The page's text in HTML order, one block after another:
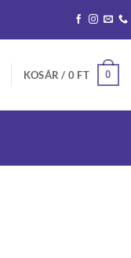
KOSÁR / 0 FT 0